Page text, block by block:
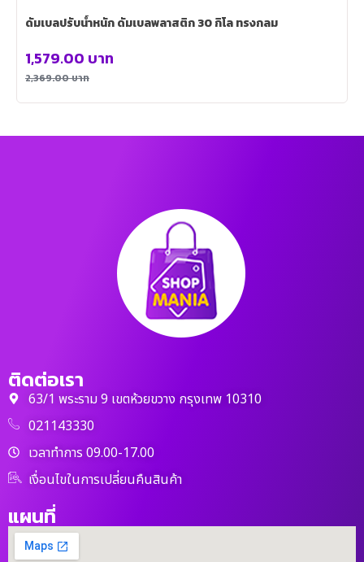
ดัมเบลปรับน้ำหนัก ดัมเบลพลาสติก 30 กิโล ทรงกลม
2,369.00บาท
1,579.00 บาท
ติดต่อเรา
63/1 พระราม 9 เขตห้วยขวาง กรุงเทพ 10310
021143330
เวลาทำการ 09.00-17.00
เงื่อนไขในการเปลี่ยนคืนสินค้า
แผนที่